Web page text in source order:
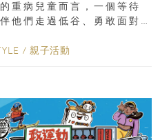
重病兒童而言，一個等待
他們走過低谷、勇敢面對
/ 親子活動